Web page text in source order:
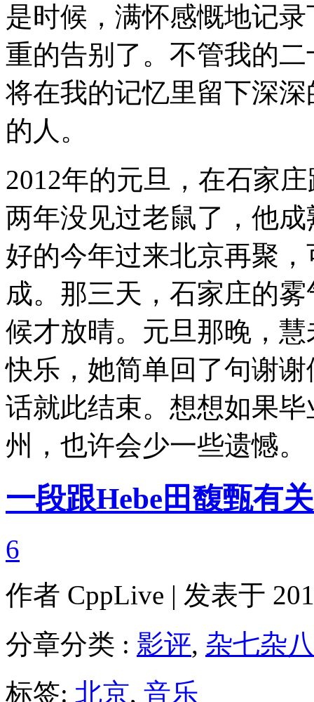
是时候，满怀感慨地记
重的告别了。不管我的
将在我的记忆里留下深
的人。
2012年的元旦，在石家
两年没见过老鼠了，他
好的今年过来北京再聚
成。那三天，石家庄的
候才放晴。元旦那晚，
快乐，她简单回了句谢
话就此结束。想想如果
州，也许会少一些遗
一段跟Hebe田馥甄有
6
作者 CppLive | 发表于
分章分类 : 影评, 杂七杂八
标签: 北京, 音乐